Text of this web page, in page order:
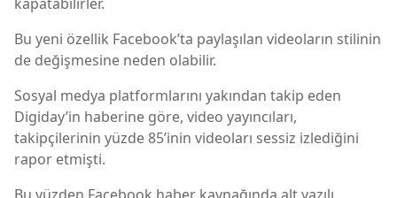
Bu yeni özellik Facebook’ta paylaşılan videoların stilinin
de değişmesine neden olabilir.
Sosyal medya platformlarını yakından takip eden
Digiday’in haberine göre, video yayıncıları,
takipçilerinin yüzde 85’inin videoları sessiz izlediğini
rapor etmişti.